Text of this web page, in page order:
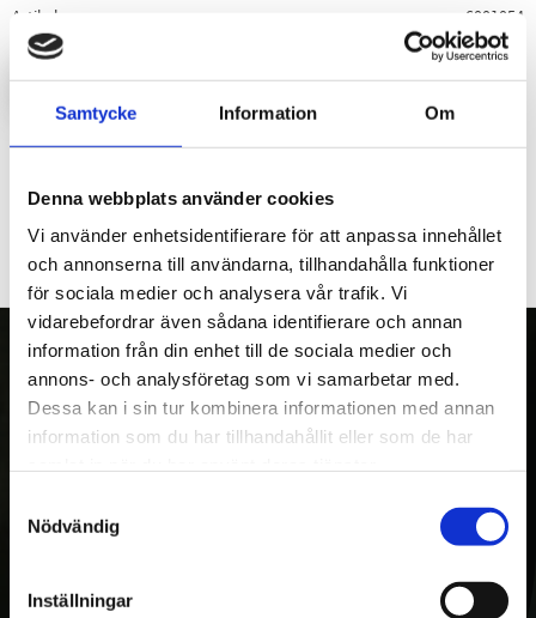
Samtycke Information Om
Denna webbplats använder cookies
Vi använder enhetsidentifierare för att anpassa innehållet
och annonserna till användarna, tillhandahålla funktioner
för sociala medier och analysera vår trafik. Vi
vidarebefordrar även sådana identifierare och annan
information från din enhet till de sociala medier och
annons- och analysföretag som vi samarbetar med.
Dessa kan i sin tur kombinera informationen med annan
information som du har tillhandahållit eller som de har
Nödvändig
Inställningar
Artikelnr 6001054
LOGGA IN FÖR ATT HANDLA
OM OSS
Kranman AB tillverkar och säljer vagnar,
skogs- och entreprenadmaskiner. Med över
tillverkning, var Kranman först i världen med